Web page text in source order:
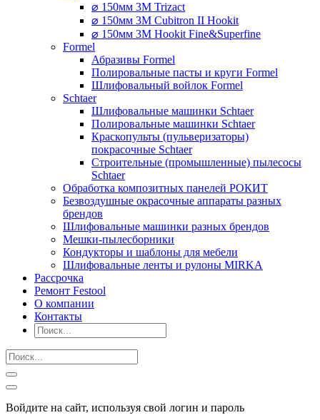
⌀ 150мм 3M Trizact
⌀ 150мм 3M Cubitron II Hookit
⌀ 150мм 3M Hookit Fine&Superfine
Formel
Абразивы Formel
Полировальные пасты и круги Formel
Шлифовальный войлок Formel
Schtaer
Шлифовальные машинки Schtaer
Полировальные машинки Schtaer
Краскопульты (пульверизаторы)
покрасочные Schtaer
Строительные (промышленные) пылесосы
Schtaer
Обработка композитных панелей РОКИТ
Безвоздушные окрасочные аппараты разных
брендов
Шлифовальные машинки разных брендов
Мешки-пылесборники
Кондукторы и шаблоны для мебели
Шлифовальные ленты и рулоны MIRKA
Рассрочка
Ремонт Festool
О компании
Контакты
Войдите на сайт, используя свой логин и пароль